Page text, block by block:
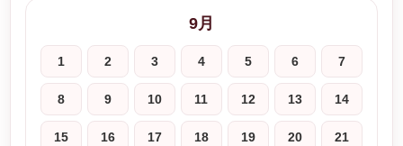
9月
1 2 3 4 5 6 7
8 9 10 11 12 13 14
15 16 17 18 19 20 21